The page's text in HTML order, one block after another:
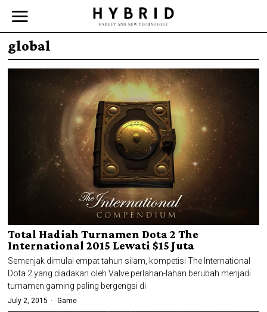
global
Total Hadiah Turnamen Dota 2 The
International 2015 Lewati $15 Juta
Semenjak dimulai empat tahun silam, kompetisi The International
Dota 2 yang diadakan oleh Valve perlahan-lahan berubah menjadi
turnamen gaming paling bergengsi di
July 2, 2015 Game